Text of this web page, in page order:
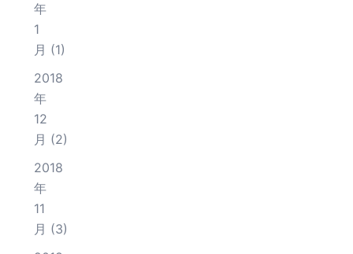
年
1
月 (1)
2018
年
12
月 (2)
2018
年
11
月 (3)